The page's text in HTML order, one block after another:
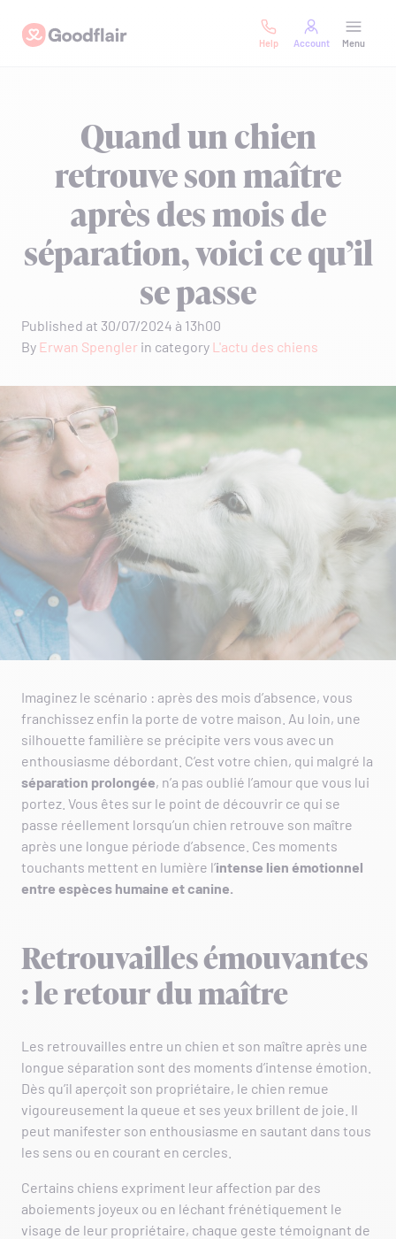
content
Goodflair
Help Account Menu
Quand un chien
retrouve son maître
après des mois de
séparation, voici ce qu’il
se passe
Published at 30/07/2024 à 13h00
By Erwan Spengler in category L'actu des chiens
Imaginez le scénario : après des mois d’absence, vous
franchissez enfin la porte de votre maison. Au loin, une
silhouette familière se précipite vers vous avec un
enthousiasme débordant. C’est votre chien, qui malgré la
séparation prolongée, n’a pas oublié l’amour que vous lui
portez. Vous êtes sur le point de découvrir ce qui se
passe réellement lorsqu’un chien retrouve son maître
après une longue période d’absence. Ces moments
touchants mettent en lumière l’intense lien émotionnel
entre espèces humaine et canine.
Retrouvailles émouvantes
: le retour du maître
Les retrouvailles entre un chien et son maître après une
longue séparation sont des moments d’intense émotion.
Dès qu’il aperçoit son propriétaire, le chien remue
vigoureusement la queue et ses yeux brillent de joie. Il
peut manifester son enthousiasme en sautant dans tous
les sens ou en courant en cercles.
Certains chiens expriment leur affection par des
aboiements joyeux ou en léchant frénétiquement le
visage de leur propriétaire, chaque geste témoignant de